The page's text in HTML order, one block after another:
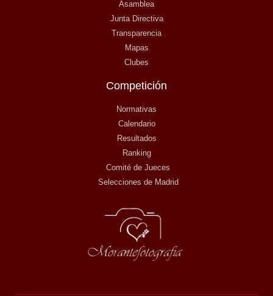
Asamblea
Junta Directiva
Transparencia
Mapas
Clubes
Competición
Normativas
Calendario
Resultados
Ranking
Comité de Jueces
Selecciones de Madrid